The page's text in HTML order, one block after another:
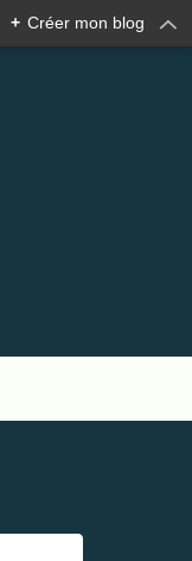
+ Créer mon blog